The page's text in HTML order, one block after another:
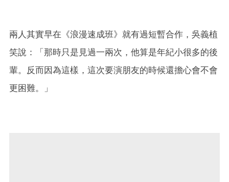
兩人其實早在《浪漫速成班》就有過短暫合作，吳義植
笑說：「那時只是見過一兩次，他算是年紀小很多的後
輩。反而因為這樣，這次要演朋友的時候還擔心會不會
更困難。」